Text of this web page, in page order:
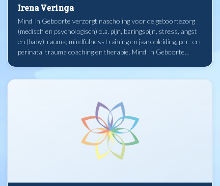
Irena Veringa
Mind In Geboorte verzorgt nascholing voor de geboortezorg
(medisch en psychologisch) o.a. pijn, baringspijn, stress, angst
en (baby)trauma; mindfulness training en jaaropleiding, per- en
perinatal trauma coaching en therapie. Mind In Geboorte